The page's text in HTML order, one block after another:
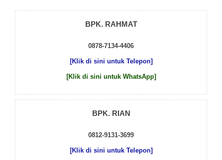
BPK. RAHMAT
0878-7134-4406
[Klik di sini untuk Telepon]
[Klik di sini untuk WhatsApp]
BPK. RIAN
0812-9131-3699
[Klik di sini untuk Telepon]